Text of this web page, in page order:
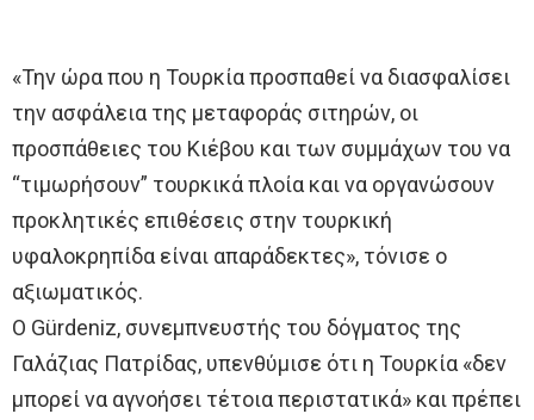
«Την ώρα που η Τουρκία προσπαθεί να διασφαλίσει
την ασφάλεια της μεταφοράς σιτηρών, οι
προσπάθειες του Κιέβου και των συμμάχων του να
“τιμωρήσουν” τουρκικά πλοία και να οργανώσουν
προκλητικές επιθέσεις στην τουρκική
υφαλοκρηπίδα είναι απαράδεκτες», τόνισε ο
αξιωματικός.
Ο Gürdeniz, συνεμπνευστής του δόγματος της
Γαλάζιας Πατρίδας, υπενθύμισε ότι η Τουρκία «δεν
μπορεί να αγνοήσει τέτοια περιστατικά» και πρέπει